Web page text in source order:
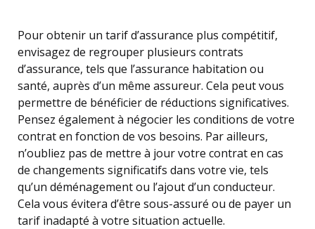
Pour obtenir un tarif d’assurance plus compétitif,
envisagez de regrouper plusieurs contrats
d’assurance, tels que l’assurance habitation ou
santé, auprès d’un même assureur. Cela peut vous
permettre de bénéficier de réductions significatives.
Pensez également à négocier les conditions de votre
contrat en fonction de vos besoins. Par ailleurs,
n’oubliez pas de mettre à jour votre contrat en cas
de changements significatifs dans votre vie, tels
qu’un déménagement ou l’ajout d’un conducteur.
Cela vous évitera d’être sous-assuré ou de payer un
tarif inadapté à votre situation actuelle.